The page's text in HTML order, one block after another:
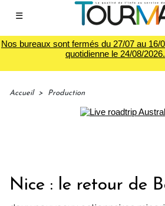
☰
Nos bureaux sont fermés du 27/07 au 16/
quotidienne le 24/08/
Accueil > Production
Nice : le retour de